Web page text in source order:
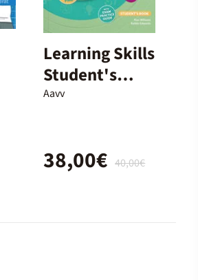
Learning Skills
Student's
Book - 2n
Aavv
40,00€
38,00€